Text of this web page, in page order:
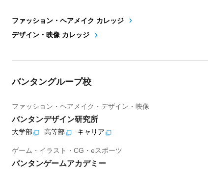
ファッション・ヘアメイク カレッジ
デザイン・映像 カレッジ
バンタングループ校
ファッション・ヘアメイク・デザイン・映像
バンタンデザイン研究所
大学部 高等部 キャリア
ゲーム・イラスト・CG・eスポーツ
バンタンゲームアカデミー